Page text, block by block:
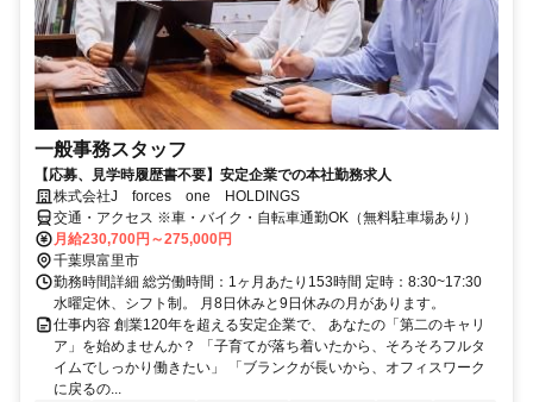
一般事務スタッフ
【応募、見学時履歴書不要】安定企業での本社勤務求人
株式会社J forces one HOLDINGS
交通・アクセス ※車・バイク・自転車通勤OK（無料駐車場あり）
月給230,700円～275,000円
千葉県富里市
勤務時間詳細 総労働時間：1ヶ月あたり153時間 定時：8:30~17:30
水曜定休、シフト制。 月8日休みと9日休みの月があります。
仕事内容 創業120年を超える安定企業で、 あなたの「第二のキャリ
ア」を始めませんか？ 「子育てが落ち着いたから、そろそろフルタ
イムでしっかり働きたい」 「ブランクが長いから、オフィスワーク
に戻るの...